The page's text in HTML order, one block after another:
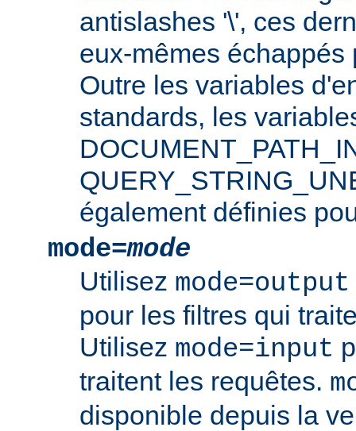
antislashes '\', ces
eux-mêmes échappés
Outre les variables
standards, les
également définies
mode=mode
Utilisez mode=output
pour les filtres qui
Utilisez mode=input
traitent les requêtes.
disponible depuis la